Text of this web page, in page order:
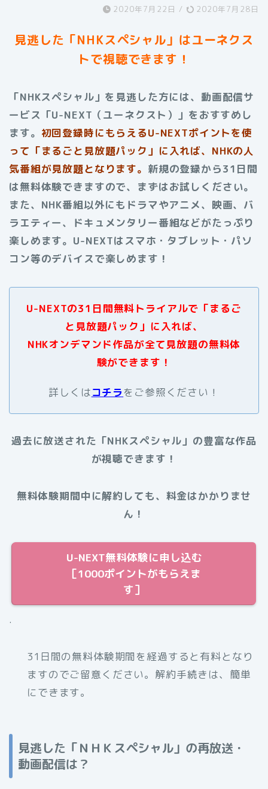
2020年7月22日 / 2020年7月28日
見逃した「NHKスペシャル」はユーネクス
トで視聴できます！
「NHKスペシャル」を見逃した方には、動画配信サ
ービス「U-NEXT（ユーネクスト）」をおすすめし
ます。 初回登録時にもらえるU-NEXTポイントを使
って「まるごと見放題パック」に入れば、NHKの人
気番組が見放題となります。 新規の登録から31日間
は無料体験できますので、まずはお試しください。
また、NHK番組以外にもドラマやアニメ、映画、バ
ラエティー、ドキュメンタリー番組などがたっぷり
楽しめます。 U-NEXTはスマホ・タブレット・パソ
コン等のデバイスで楽しめます！
U-NEXTの31日間無料トライアルで「まるご
と見放題パック」に入れば、
NHKオンデマンド作品が全て見放題の無料体
験ができます！
詳しくはコチラをご参照ください！
過去に放送された 「NHKスペシャル」 の豊富な作品
が視聴できます！
無料体験期間中に解約しても、料金はかかりませ
ん！
U-NEXT無料体験に申し込む
［1000ポイントがもらえま
す］
.
31日間の無料体験期間を経過すると有料となり
ますのでご留意ください。解約手続きは、簡単
にできます。
見逃した「ＮＨＫスペシャル」の再放送・
動画配信は？